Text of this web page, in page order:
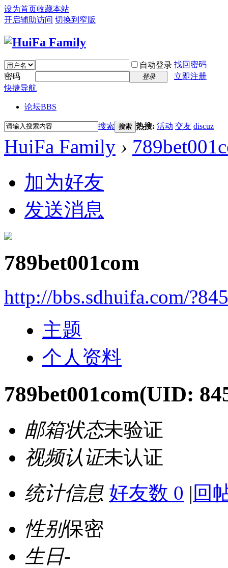
设为首页收藏本站
开启辅助访问 切换到窄版
自动登录 找回密码
密码
登录
立即注册
快捷导航
论坛BBS
搜索 搜索 热搜: 活动 交友 discuz
HuiFa Family ›
加为好友
发送消息
789bet001com
http://bbs.sdhuifa.com/
主题
个人资料
789bet001com(UID:
邮箱状态未验证
视频认证未认证
统计信息 好友数 0 | 回
性别保密
生日-